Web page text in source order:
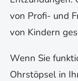
von Profi- und
von Kindern
Wenn Sie
Ohrstöpsel in